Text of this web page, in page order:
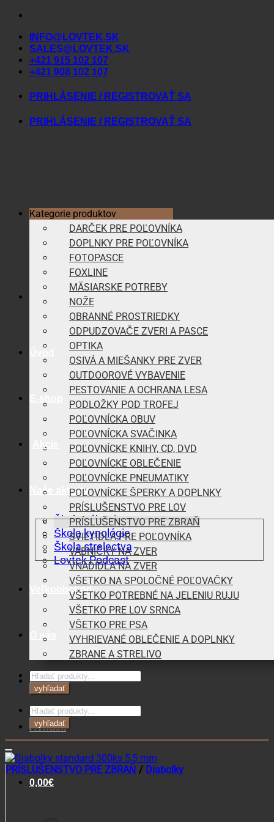
Skip
contentINFO@LOVTEK.SK
SALES@LOVTEK.SK
+421 915 102 107
+421 908 102 107
PRIHLÁSENIE / REGISTROVAŤ SA
PRIHLÁSENIE / REGISTROVAŤ SA
Akcie
Naše aktivity
Škola vábenia
Škola kynológie
Škola strelectva
Lovtek Podcast
Veľkoobchod
O nás
Blog
Kontakt
0,00€
Kategorie produktov
DARČEK PRE POĽOVNÍKA
DOPLNKY PRE POĽOVNÍKA
FOTOPASCE
FOXLINE
MÄSIARSKE POTREBY
NOŽE
OBRANNÉ PROSTRIEDKY
ODPUDZOVAČE ZVERI A PASCE
OPTIKA
OSIVÁ A MIEŠANKY PRE ZVER
OUTDOOROVÉ VYBAVENIE
PESTOVANIE A OCHRANA LESA
PODLOŽKY POD TROFEJ
POĽOVNÍCKA OBUV
POĽOVNÍCKA SVAČINKA
POĽOVNÍCKE KNIHY, CD, DVD
POĽOVNÍCKE OBLEČENIE
POĽOVNÍCKE PNEUMATIKY
POĽOVNÍCKE ŠPERKY A DOPLNKY
PRÍSLUŠENSTVO PRE LOV
PRÍSLUŠENSTVO PRE ZBRAŇ
SVIETIDLÁ PRE POĽOVNÍKA
VÁBNIČKY NA ZVER
VNADIDLÁ NA ZVER
VŠETKO NA SPOLOČNÉ POĽOVAČKY
VŠETKO POTREBNÉ NA JELENIU RUJU
VŠETKO PRE LOV SRNCA
VŠETKO PRE PSA
VYHRIEVANÉ OBLEČENIE A DOPLNKY
ZBRANE A STRELIVO
Products
search
vyhľadať
Products
search
vyhľadať
PRÍSLUŠENSTVO PRE ZBRAŇ / Diabolky